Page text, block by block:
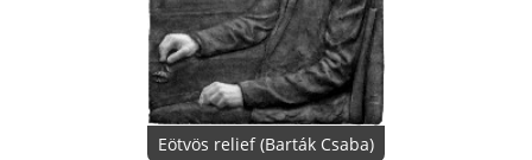
Eötvös relief (Barták Csaba)